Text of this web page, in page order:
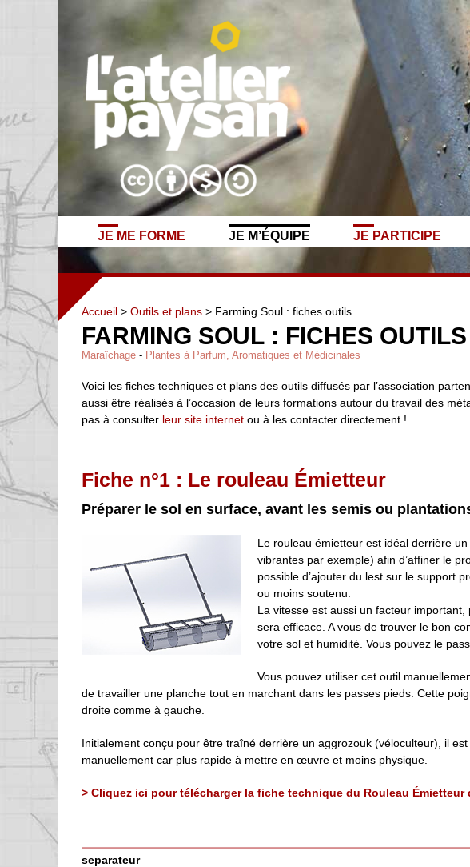
JE ME FORME JE M’ÉQUIPE JE PARTICIPE
Accueil > Outils et plans > Farming Soul : fiches outils
FARMING SOUL : FICHES OUTILS
Maraîchage - Plantes à Parfum, Aromatiques et Médicinales
Voici les fiches techniques et plans des outils diffusés par l’association
aussi être réalisés à l’occasion de leurs formations autour du travail des
pas à consulter leur site internet ou à les contacter directement !
Fiche n°1 : Le rouleau Émietteur
Préparer le sol en surface, avant les semis ou
Le rouleau émietteur est idéal derrière
vibrantes par exemple) afin d’affiner le
possible d’ajouter du lest sur le support
ou moins soutenu.
La vitesse est aussi un facteur
sera efficace. A vous de trouver le bon
votre sol et humidité. Vous pouvez le
Vous pouvez utiliser cet outil
de travailler une planche tout en marchant dans les passes pieds. Cette
droite comme à gauche.
Initialement conçu pour être traîné derrière un aggrozouk (véloculteur), il
manuellement car plus rapide à mettre en œuvre et moins physique.
> Cliquez ici pour télécharger la fiche technique du Rouleau Émietteur
separateur